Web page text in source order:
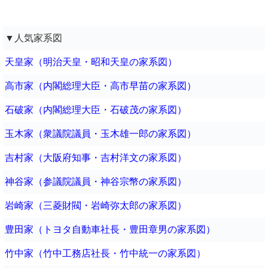
▼人気家系図
天皇家（明治天皇・昭和天皇の家系図）
高市家（内閣総理大臣・高市早苗の家系図）
石破家（内閣総理大臣・石破茂の家系図）
玉木家（衆議院議員・玉木雄一郎の家系図）
吉村家（大阪府知事・吉村洋文の家系図）
神谷家（参議院議員・神谷宗幣の家系図）
岩崎家（三菱財閥・岩崎弥太郎の家系図）
豊田家（トヨタ自動車社長・豊田章男の家系図）
竹中家（竹中工務店社長・竹中統一の家系図）